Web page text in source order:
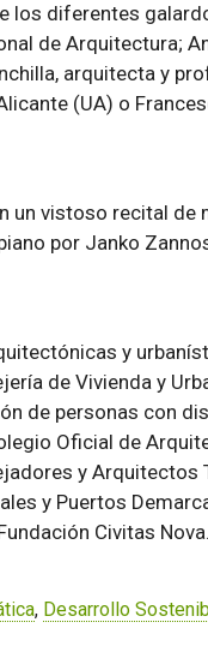
los diferentes
de Arquitectura;
arquitecta y
(UA) o
un vistoso recital de
por Janko
y
de Vivienda y
de personas con
Oficial de
y Arquitectos
y Puertos
Civitas Nova.
, Desarrollo